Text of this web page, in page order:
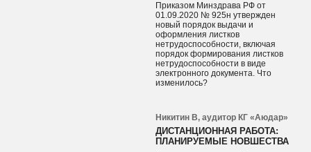
Приказом Минздрава РФ от
01.09.2020 № 925н утвержден
новый порядок выдачи и
оформления листков
нетрудоспособности, включая
порядок формирования листков
нетрудоспособности в виде
электронного документа. Что
изменилось?
Никитин В, аудитор КГ «Аюдар»
ДИСТАНЦИОННАЯ РАБОТА:
ПЛАНИРУЕМЫЕ НОВШЕСТВА